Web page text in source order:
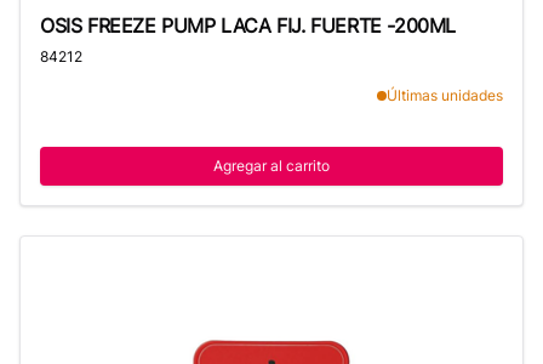
OSIS FREEZE PUMP LACA FIJ. FUERTE -200ML
84212
Últimas unidades
Agregar al carrito